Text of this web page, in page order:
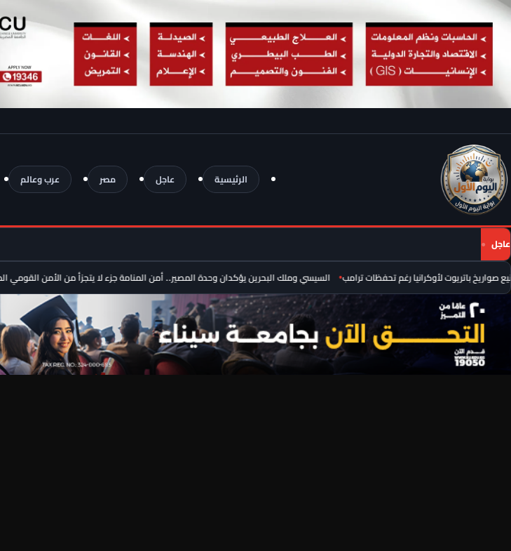
الرئيسية عاجل مصر عرب وعالم
عاجل
لأوكرانيا رغم تحفظات ترامب السيسي وملك البحرين يؤكدان وحدة المصير.. أمن المنامة جزء لا يتجزأ من الأمن القومي المصري